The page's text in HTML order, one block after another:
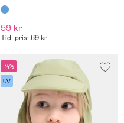
59 kr
Tid. pris: 69 kr
-14%
UV